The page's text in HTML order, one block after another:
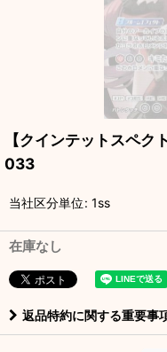
【クインテットスペ
033
当社区分単位: 1ss
在庫なし
返品特約に関する重要事